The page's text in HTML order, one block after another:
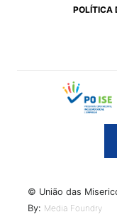
POLÍTICA
© União das
By: Media Foundry